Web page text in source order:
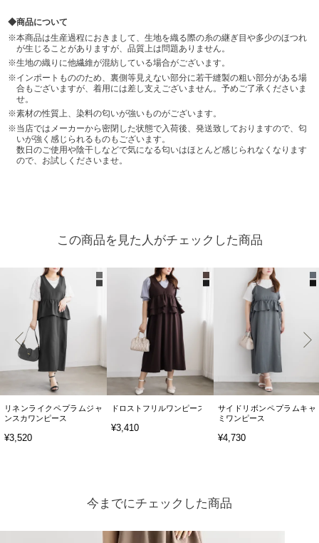
商品について
本商品は生産過程におきまして、生地を織る際の糸の継ぎ目や多少のほつれ
が生じることがありますが、品質上は問題ありません。
生地の織りに他繊維が混紡している場合がございます。
インポートもののため、裏側等見えない部分に若干縫製の粗い部分がある場
合もございますが、着用には差し支えございません。予めご了承くださいま
せ。
素材の性質上、染料の匂いが強いものがございます。
当店ではメーカーから密閉した状態で入荷後、発送致しておりますので、匂
いが強く感じられるものもございます。
数日のご使用や陰干しなどで気になる匂いはほとんど感じられなくなります
ので、お試しくださいませ。
この商品を見た人がチェックした商品
リネンライクペプラムジャ
ンスカワンピース
¥3,520
ドロストフリルワンピース
¥3,410
サイドリボンペプラムキャ
ミワンピース
¥4,730
今までにチェックした商品